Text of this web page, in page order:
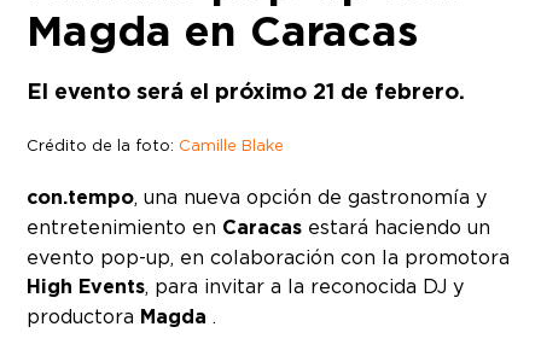
Magda en Caracas
El evento será el próximo 21 de febrero.
Crédito de la foto: Camille Blake
con.tempo, una nueva opción de gastronomía y
entretenimiento en Caracas estará haciendo un
evento pop-up, en colaboración con la promotora
High Events, para invitar a la reconocida DJ y
productora Magda .